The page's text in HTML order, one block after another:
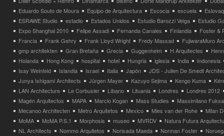
Eduardo Souto de Moura
Equipo de Arquitectura Escocia escuela
ESRAWE Studio
estadio Estados Unidos Estudio Barozzi Veiga
Estudio
Expo Shanghai 2010
Felipe Assadi Fernanda Canales Finlandia
Foster &
Francia
Frank Gehry Frank Lloyd Wright Fredy Massad
FujiwaraMuro
gmp architekten
Gran Bretaña Grecia Guggenheim H Arquitectes
Holanda
Hong Kong hospital hotel Hungria iglesia India
Indonesia
Isay Weinfeld
Islandia Israel Italia Japón
JDS - Julien De Smedt
Junya Ishigami Architects
Jürgen Mayer Kazuyo Sejima Kengo Kuma
LAN Architecture
Le Corbusier Líbano Lituania Londres
Londres 2012
Magén Arquitectos
MAPA Marcio Kogan Mass Studies
Massimilano
Mecanoo Architecten
Metro Arquitetos Mexico Mies van der Rohe
Milan
MoMA
MoMA P.S.1 Morphosis museo MVRDV
Natura Futura
NL Architects
Nommo Arquitetos Norisada Maeda Norman Foster